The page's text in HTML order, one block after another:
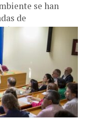
se han
de
portuaria que